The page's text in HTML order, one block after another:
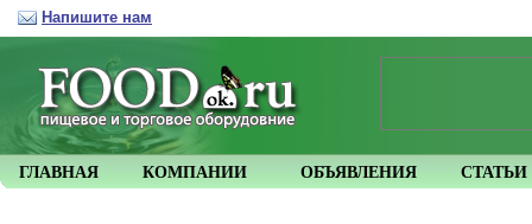
ГЛАВНАЯ КОМПАНИИ ОБЪЯВЛЕНИЯ СТАТЬИ
Напишите нам